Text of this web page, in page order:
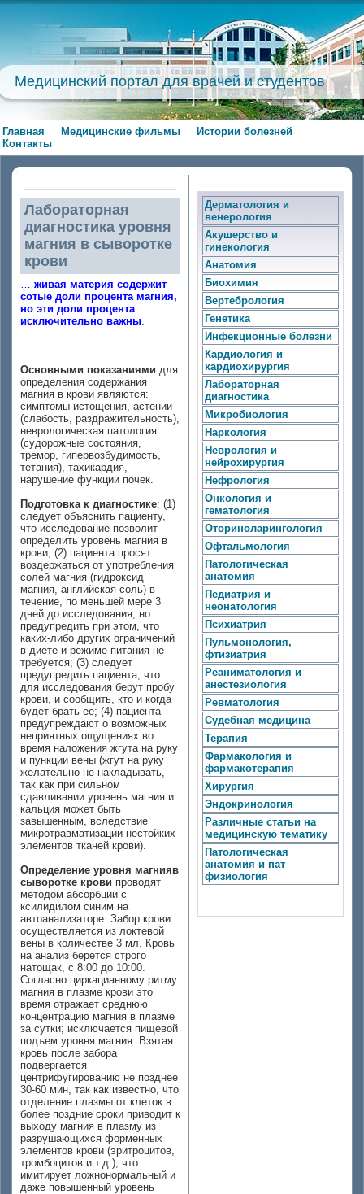
Медицинский портал для врачей и студентов
Главная Медицинские фильмы
Истории болезней
Контакты
Лабораторная
диагностика уровня
магния в сыворотке
крови
… живая материя содержит
сотые доли процента магния,
но эти доли процента
исключительно важны.
Основными показаниями для
определения содержания
магния в крови являются:
симптомы истощения, астении
(слабость, раздражительность),
неврологическая патология
(судорожные состояния,
тремор, гипервозбудимость,
тетания), тахикардия,
нарушение функции почек.
Подготовка к диагностике: (1)
следует объяснить пациенту,
что исследование позволит
определить уровень магния в
крови; (2) пациента просят
воздержаться от употребления
солей магния (гидроксид
магния, английская соль) в
течение, по меньшей мере 3
дней до исследования, но
предупредить при этом, что
каких-либо других ограничений
в диете и режиме питания не
требуется; (3) следует
предупредить пациента, что
для исследования берут пробу
крови, и сообщить, кто и когда
будет брать ее; (4) пациента
предупреждают о возможных
неприятных ощущениях во
время наложения жгута на руку
и пункции вены (жгут на руку
желательно не накладывать,
так как при сильном
сдавливании уровень магния и
кальция может быть
завышенным, вследствие
микротравматизации нестойких
элементов тканей крови).
Определение уровня магнияв
сыворотке крови проводят
методом абсорбции с
ксилидилом синим на
автоанализаторе. Забор крови
осуществляется из локтевой
вены в количестве 3 мл. Кровь
на анализ берется строго
натощак, с 8:00 до 10:00.
Согласно циркацианному ритму
магния в плазме крови это
время отражает среднюю
концентрацию магния в плазме
за сутки; исключается пищевой
подъем уровня магния. Взятая
кровь после забора
подвергается
центрифугированию не позднее
30-60 мин, так как известно, что
отделение плазмы от клеток в
более поздние сроки приводит к
выходу магния в плазму из
разрушающихся форменных
элементов крови (эритроцитов,
тромбоцитов и т.д.), что
имитирует ложнонормальный и
даже повышенный уровень
Дерматология и
венерология
Акушерство и
гинекология
Анатомия
Биохимия
Вертебрология
Генетика
Инфекционные болезни
Кардиология и
кардиохирургия
Лабораторная
диагностика
Микробиология
Наркология
Неврология и
нейрохирургия
Нефрология
Онкология и
гематология
Оториноларингология
Офтальмология
Патологическая
анатомия
Педиатрия и
неонатология
Психиатрия
Пульмонология,
фтизиатрия
Реаниматология и
анестезиология
Ревматология
Судебная медицина
Терапия
Фармакология и
фармакотерапия
Хирургия
Эндокринология
Различные статьи на
медицинскую тематику
Патологическая
анатомия и пат
физиология